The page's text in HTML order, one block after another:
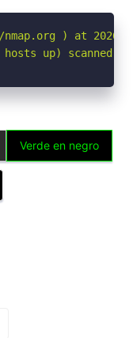
) at 2026-
hosts up) scanned
Verde en negro